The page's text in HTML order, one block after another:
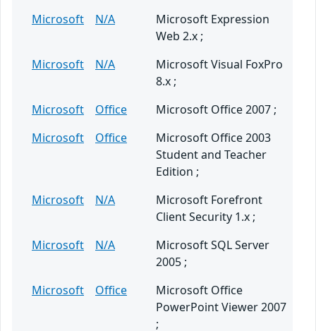
Microsoft
N/A
Microsoft Expression
Web 2.x ;
Microsoft
N/A
Microsoft Visual FoxPro
8.x ;
Microsoft
Office
Microsoft Office 2007 ;
Microsoft
Office
Microsoft Office 2003
Student and Teacher
Edition ;
Microsoft
N/A
Microsoft Forefront
Client Security 1.x ;
Microsoft
N/A
Microsoft SQL Server
2005 ;
Microsoft
Office
Microsoft Office
PowerPoint Viewer 2007
;